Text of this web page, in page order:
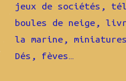
jeux de sociétés,
boules de neige,
la marine,
Dés, fèves…